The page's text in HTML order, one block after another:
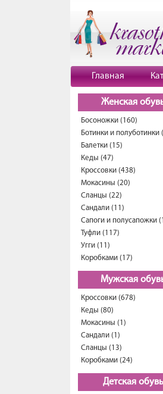
Главная
Женская
Босоножки (160)
Ботинки и полуботинки
Балетки (15)
Кеды (47)
Кроссовки (438)
Мокасины (20)
Сланцы (22)
Сандали (11)
Сапоги и полусапожки
Туфли (117)
Угги (11)
Коробками (17)
Мужская
Кроссовки (678)
Кеды (80)
Мокасины (1)
Сандали (1)
Сланцы (13)
Коробками (24)
Детская обувь